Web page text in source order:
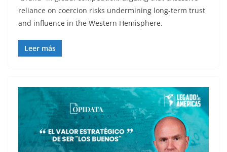
reliance on coercion risks undermining long-term trust
and influence in the Western Hemisphere.
Leer más